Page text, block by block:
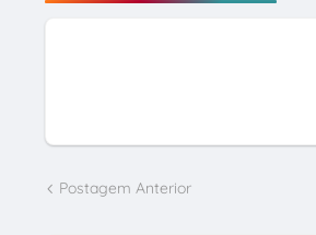
Postagem Anterior